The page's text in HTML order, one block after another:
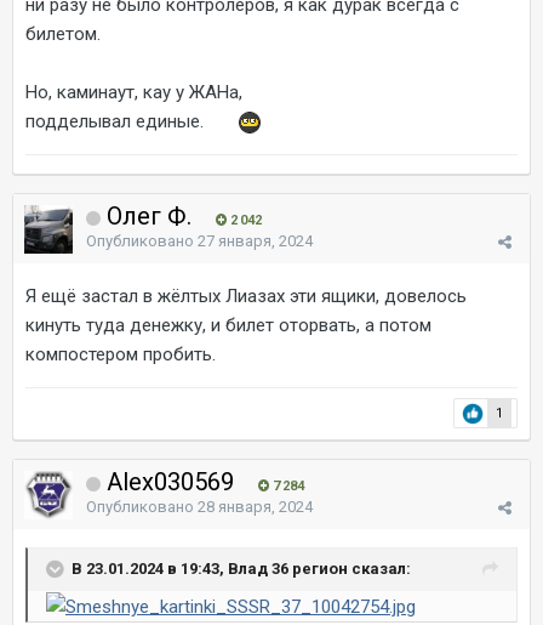
ни разу не было контролёров, я как дурак всегда с
билетом.
Но, каминаут, кау у ЖАНа,
подделывал единые.
Олег Ф. 2 042
Опубликовано 27 января, 2024
Я ещё застал в жёлтых Лиазах эти ящики, довелось
кинуть туда денежку, и билет оторвать, а потом
компостером пробить.
1
Alex030569 7 284
Опубликовано 28 января, 2024
В 23.01.2024 в 19:43, Влад 36 регион сказал: